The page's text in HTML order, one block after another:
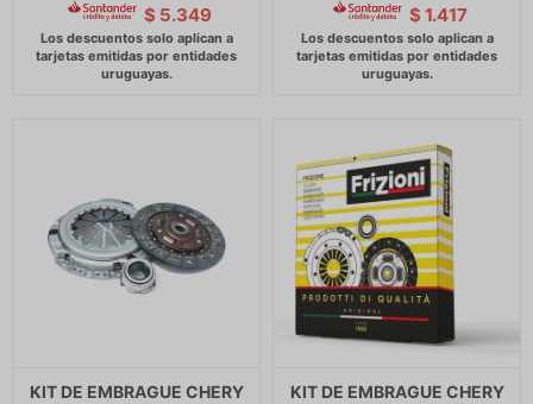
$ 5.349 $ 1.417
KIT DE EMBRAGUE CHERY
KIT DE EMBRAGUE CHERY